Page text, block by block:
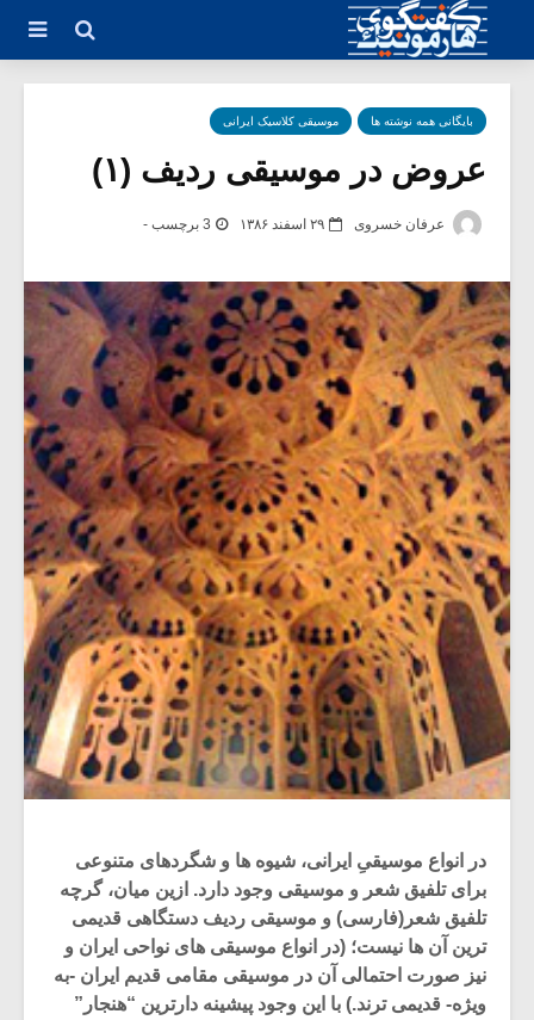
بایگانی همه نوشته ها موسیقی کلاسیک ایرانی
عروض در موسیقی ردیف (۱)
عرفان خسروی ۲۹ اسفند ۱۳۸۶ 3 برچسب -
در انواع موسیقیِ ایرانی، شیوه ها و شگردهای متنوعی
برای تلفیق شعر و موسیقی وجود دارد. ازین میان، گرچه
تلفیق شعر(فارسی) و موسیقی ردیف دستگاهی قدیمی
ترین آن ها نیست؛ (در انواع موسیقی های نواحی ایران و
نیز صورت احتمالی آن در موسیقی مقامی قدیم ایران -به
ویژه- قدیمی ترند.) با این وجود پیشینه دارترین “هنجار”